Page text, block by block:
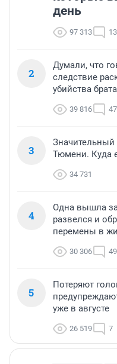
день
97 313
2
Думали, что
следствие
убийства
39 816 47
3
Тюмени. Куда
34 731
4
Одна вышла
развелся и
перемены в
30 306 49
5
Потеряют
уже в августе
26 519 7